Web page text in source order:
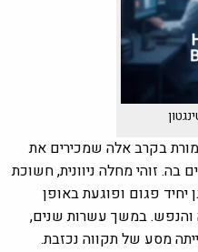
בקרב אלה שמכירים את
זוהי מחלה ניוונית, חשוכת
פגום ופוגעת באופן
והנפש. במשך עשרות שנים,
מסע של תקווה נכזבת.